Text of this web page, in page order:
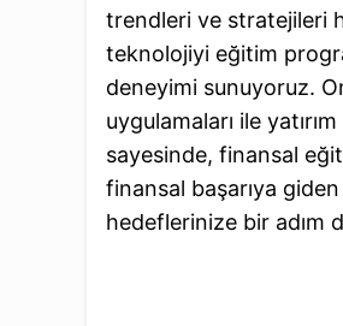
trendleri ve stratejileri
teknolojiyi eğitim
deneyimi sunuyoruz.
uygulamaları ile
sayesinde, finansal
finansal başarıya giden
hedeflerinize bir adım